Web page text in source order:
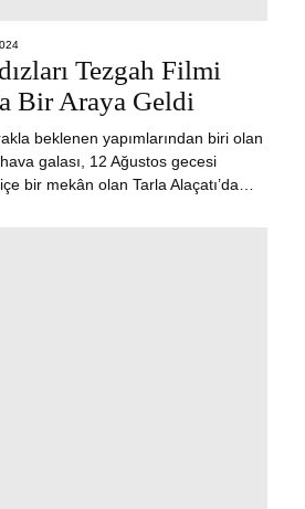
14,
2024
Tezgah Filmi
Bir Araya Geldi
beklenen yapımlarından biri olan
galası, 12 Ağustos gecesi
bir mekân olan Tarla Alaçatı’da…